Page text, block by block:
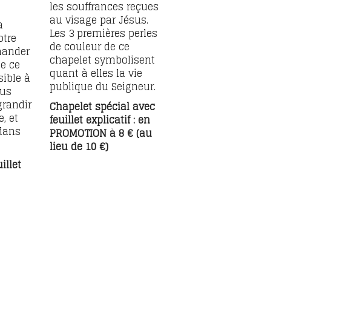
ce
à
et
les souffrances reçues
au visage par Jésus.
Les 3 premières perles
de couleur de ce
chapelet symbolisent
quant à elles la vie
publique du Seigneur.
Chapelet spécial avec
feuillet explicatif : en
PROMOTION à 8 € (au
lieu de 10 €)